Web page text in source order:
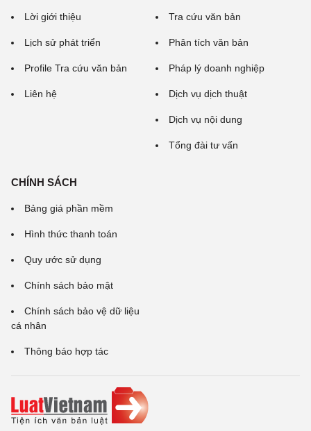
Lời giới thiệu
Lịch sử phát triển
Profile Tra cứu văn bản
Liên hệ
Tra cứu văn bản
Phân tích văn bản
Pháp lý doanh nghiệp
Dịch vụ dịch thuật
Dịch vụ nội dung
Tổng đài tư vấn
CHÍNH SÁCH
Bảng giá phần mềm
Hình thức thanh toán
Quy ước sử dụng
Chính sách bảo mật
Chính sách bảo vệ dữ liệu
cá nhân
Thông báo hợp tác